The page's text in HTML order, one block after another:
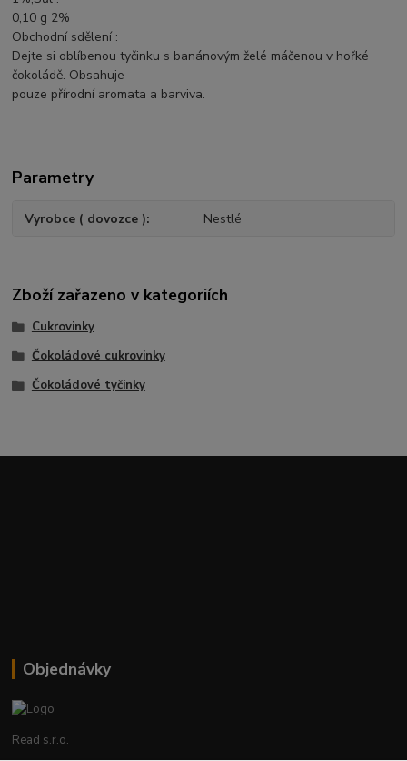
0,10 g 2%
Obchodní sdělení :
Dejte si oblíbenou tyčinku s banánovým želé máčenou v hořké
čokoládě. Obsahuje
pouze přírodní aromata a barviva.
Parametry
Vyrobce ( dovozce ) Nestlé
Zboží zařazeno v kategoriích
Cukrovinky
Čokoládové cukrovinky
Čokoládové tyčinky
Objednávky
Read s.r.o.